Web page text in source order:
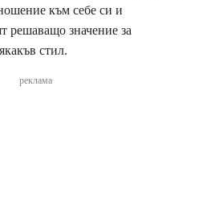
към себе си и
решаващо значение за
стил.
реклама